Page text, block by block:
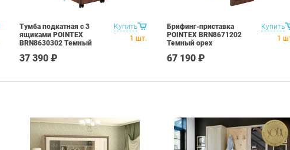
Купить
Тумба подкатная с 3
ящиками POINTEX
BRN8630302 Темный
37 390 ₽
1 шт.
Купить
Брифинг-приставка
POINTEX BRN8671202
Темный орех
67 190 ₽
1